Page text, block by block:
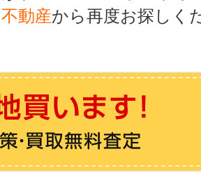
動産から再度お探しく